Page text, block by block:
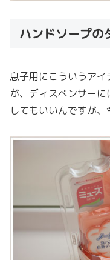
ハンドソープの
息子用にこういうア
が、ディスペンサー
してもいいんですが、